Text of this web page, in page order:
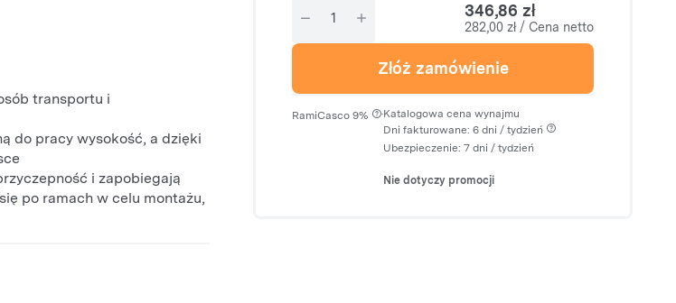
346,86 zł
282,00 zł / Cena netto
Złóż zamówienie
RamiCasco 9% ·Katalogowa cena wynajmu
Dni fakturowane: 6 dni / tydzień
Ubezpieczenie: 7 dni / tydzień
Nie dotyczy promocji
transportu i
do pracy wysokość, a dzięki
i zapobiegają
po ramach w celu montażu,